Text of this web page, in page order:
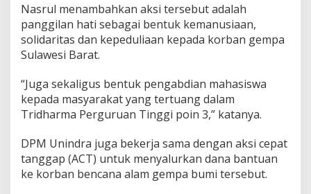
Nasrul menambahkan aksi tersebut adalah
panggilan hati sebagai bentuk kemanusiaan,
solidaritas dan kepeduliaan kepada korban gempa
Sulawesi Barat.
“Juga sekaligus bentuk pengabdian mahasiswa
kepada masyarakat yang tertuang dalam
Tridharma Perguruan Tinggi poin 3,” katanya.
DPM Unindra juga bekerja sama dengan aksi cepat
tanggap (ACT) untuk menyalurkan dana bantuan
ke korban bencana alam gempa bumi tersebut.